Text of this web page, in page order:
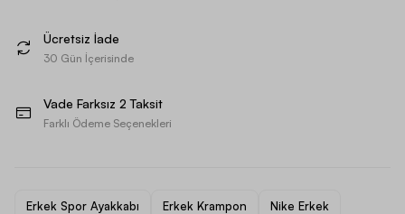
Ücretsiz İade
30 Gün İçerisinde
Vade Farksız 2 Taksit
Farklı Ödeme Seçenekleri
Erkek Spor Ayakkabı Erkek Krampon Nike Erkek